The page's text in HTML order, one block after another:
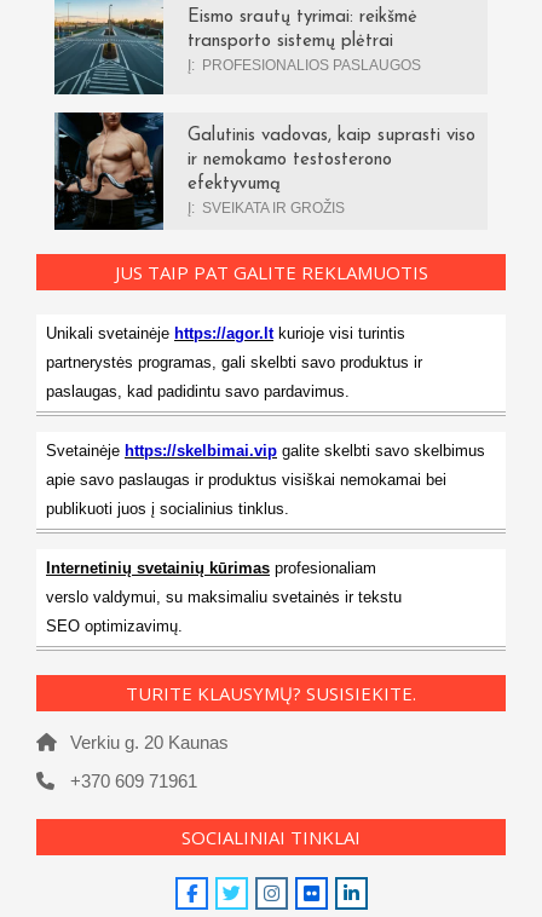
Eismo srautų tyrimai: reikšmė
transporto sistemų plėtrai
Į: PROFESIONALIOS PASLAUGOS
Galutinis vadovas, kaip suprasti viso
ir nemokamo testosterono
efektyvumą
Į: SVEIKATA IR GROŽIS
JUS TAIP PAT GALITE REKLAMUOTIS
Unikali svetainėje https://agor.ltkurioje visi turintis
partnerystės programas, gali skelbti savo produktus ir
paslaugas, kad padidintu savo pardavimus.
Svetainėje https://skelbimai.vip galite skelbti savo skelbimus
apie savo paslaugas ir produktus visiškai nemokamai bei
publikuoti juos į socialinius tinklus.
Internetinių svetainių kūrimas profesionaliam
verslo valdymui, su maksimaliu svetainės ir tekstu
SEO optimizavimų.
TURITE KLAUSYMŲ? SUSISIEKITE.
Verkiu g. 20 Kaunas
+370 609 71961
SOCIALINIAI TINKLAI